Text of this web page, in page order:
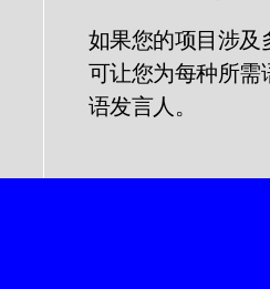
如果您的项目涉及
可让您为每种所需
语发言人。